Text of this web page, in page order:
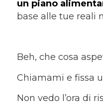
un piano
base alle tue reali
Beh, che cosa
Chiamami e fissa
Non vedo l’ora di